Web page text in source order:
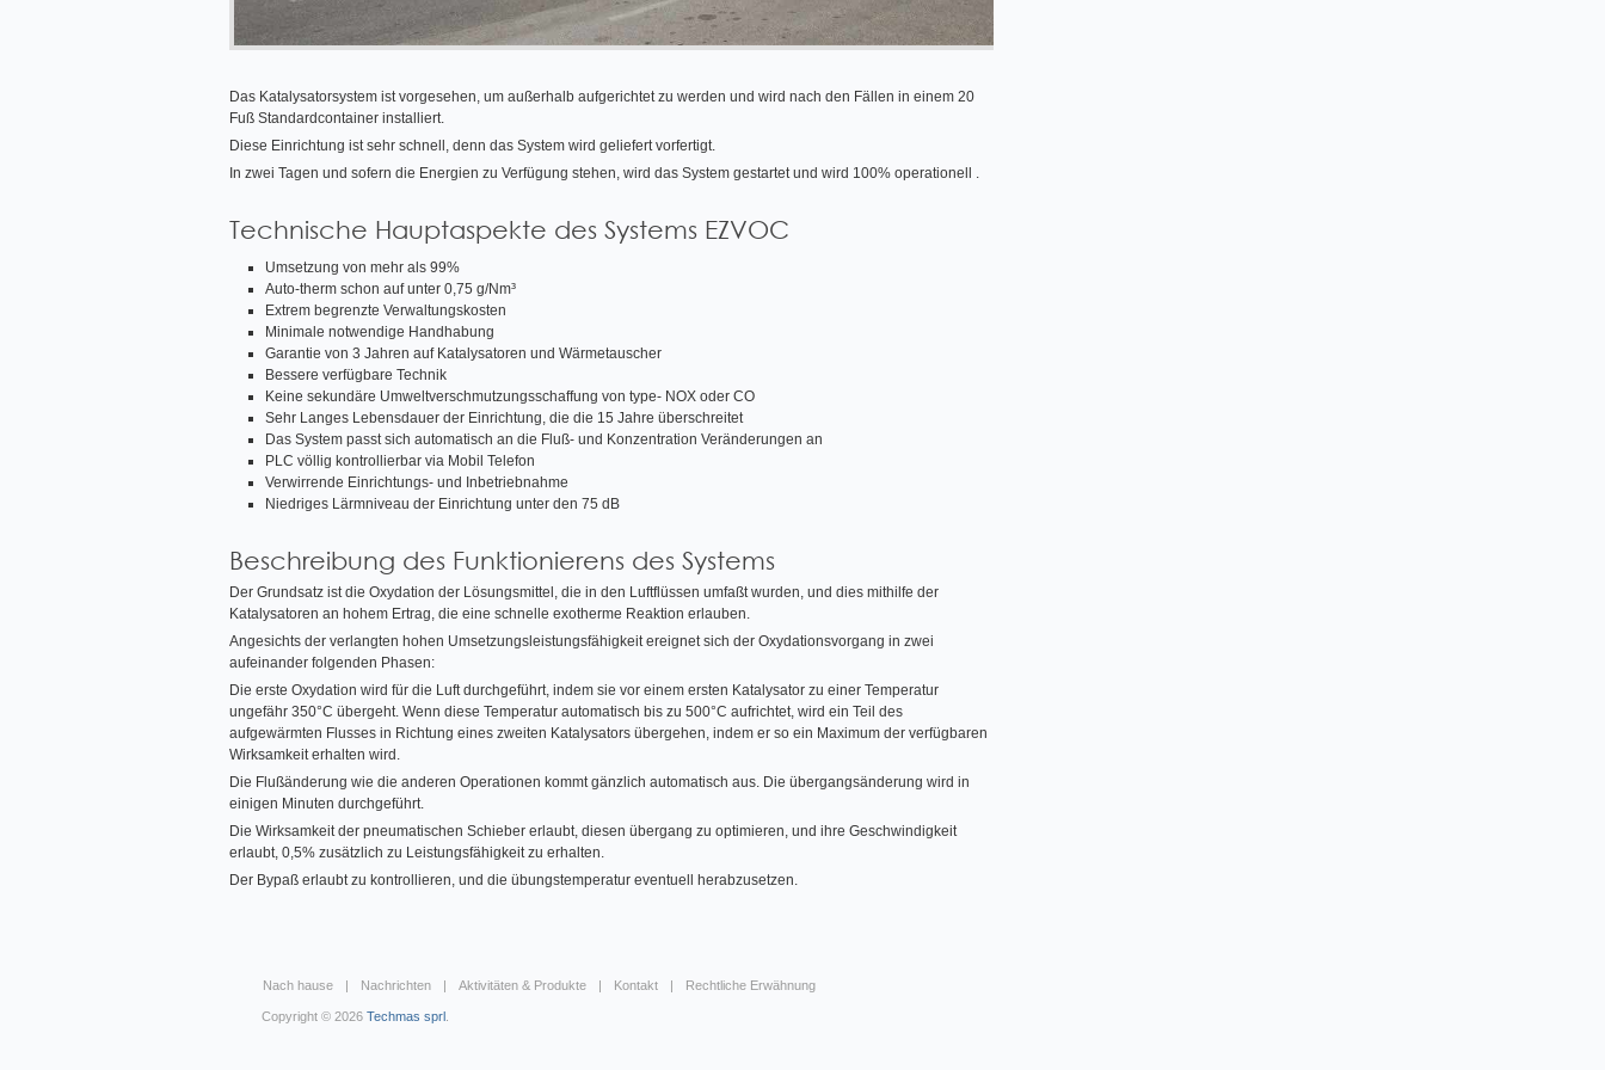
Das Katalysatorsystem ist vorgesehen, um außerhalb aufgerichtet zu werden und wird nach den Fällen in einem 20
Fuß Standardcontainer installiert.
Diese Einrichtung ist sehr schnell, denn das System wird geliefert vorfertigt.
In zwei Tagen und sofern die Energien zu Verfügung stehen, wird das System gestartet und wird 100% operationell .
Technische Hauptaspekte des Systems EZVOC
Umsetzung von mehr als 99%
Auto-therm schon auf unter 0,75 g/Nm³
Extrem begrenzte Verwaltungskosten
Minimale notwendige Handhabung
Garantie von 3 Jahren auf Katalysatoren und Wärmetauscher
Bessere verfügbare Technik
Keine sekundäre Umweltverschmutzungsschaffung von type- NOX oder CO
Sehr Langes Lebensdauer der Einrichtung, die die 15 Jahre überschreitet
Das System passt sich automatisch an die Fluß- und Konzentration Veränderungen an
PLC völlig kontrollierbar via Mobil Telefon
Verwirrende Einrichtungs- und Inbetriebnahme
Niedriges Lärmniveau der Einrichtung unter den 75 dB
Beschreibung des Funktionierens des Systems
Der Grundsatz ist die Oxydation der Lösungsmittel, die in den Luftflüssen umfaßt wurden, und dies mithilfe der
Katalysatoren an hohem Ertrag, die eine schnelle exotherme Reaktion erlauben.
Angesichts der verlangten hohen Umsetzungsleistungsfähigkeit ereignet sich der Oxydationsvorgang in zwei
aufeinander folgenden Phasen:
Die erste Oxydation wird für die Luft durchgeführt, indem sie vor einem ersten Katalysator zu einer Temperatur
ungefähr 350°C übergeht. Wenn diese Temperatur automatisch bis zu 500°C aufrichtet, wird ein Teil des
aufgewärmten Flusses in Richtung eines zweiten Katalysators übergehen, indem er so ein Maximum der verfügbaren
Wirksamkeit erhalten wird.
Die Flußänderung wie die anderen Operationen kommt gänzlich automatisch aus. Die übergangsänderung wird in
einigen Minuten durchgeführt.
Die Wirksamkeit der pneumatischen Schieber erlaubt, diesen übergang zu optimieren, und ihre Geschwindigkeit
erlaubt, 0,5% zusätzlich zu Leistungsfähigkeit zu erhalten.
Der Bypaß erlaubt zu kontrollieren, und die übungstemperatur eventuell herabzusetzen.
Nach hause Nachrichten Aktivitäten & Produkte Kontakt Rechtliche Erwähnung
Copyright © 2026 Techmas sprl